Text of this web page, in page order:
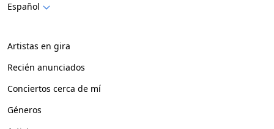
Español
Artistas en gira
Recién anunciados
Conciertos cerca de mí
Géneros